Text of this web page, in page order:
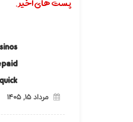
مرداد ۱۵, ۱۴۰۵